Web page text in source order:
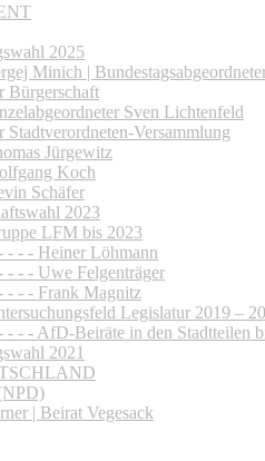
2025
Minich |
Bürgerschaft
Sven Lichtenfeld
Versammlung
Jürgewitz
Koch
Schäfer
2023
LFM bis 2023
- - - Heiner Löhmann
- - - Uwe Felgenträger
- - - Frank Magnitz
Legislatur 2019 –
- - - AfD-Beiräte in den Stadtteilen
2021
| Beirat Vegesack